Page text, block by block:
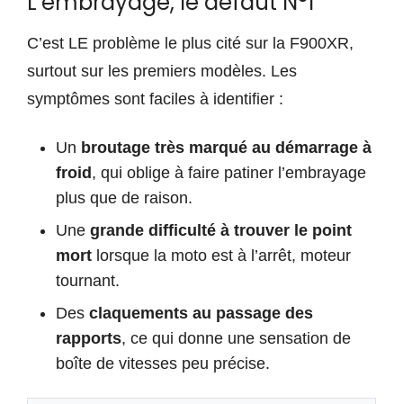
C’est LE problème le plus cité sur la F900XR,
surtout sur les premiers modèles. Les
symptômes sont faciles à identifier :
Un broutage très marqué au démarrage à
froid , qui oblige à faire patiner l’embrayage
plus que de raison.
Une grande difficulté à trouver le point
mort lorsque la moto est à l’arrêt, moteur
tournant.
Des claquements au passage des
rapports, ce qui donne une sensation de
boîte de vitesses peu précise.